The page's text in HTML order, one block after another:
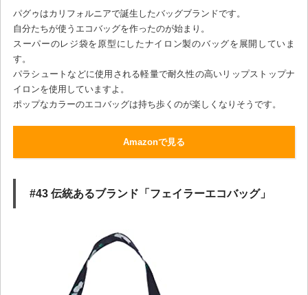
パグゥはカリフォルニアで誕生したバッグブランドです。
自分たちが使うエコバッグを作ったのが始まり。
スーパーのレジ袋を原型にしたナイロン製のバッグを展開していま
す。
パラシュートなどに使用される軽量で耐久性の高いリップストップナ
イロンを使用していますよ。
ポップなカラーのエコバッグは持ち歩くのが楽しくなりそうです。
Amazonで見る
#43 伝統あるブランド「フェイラーエコバッグ」